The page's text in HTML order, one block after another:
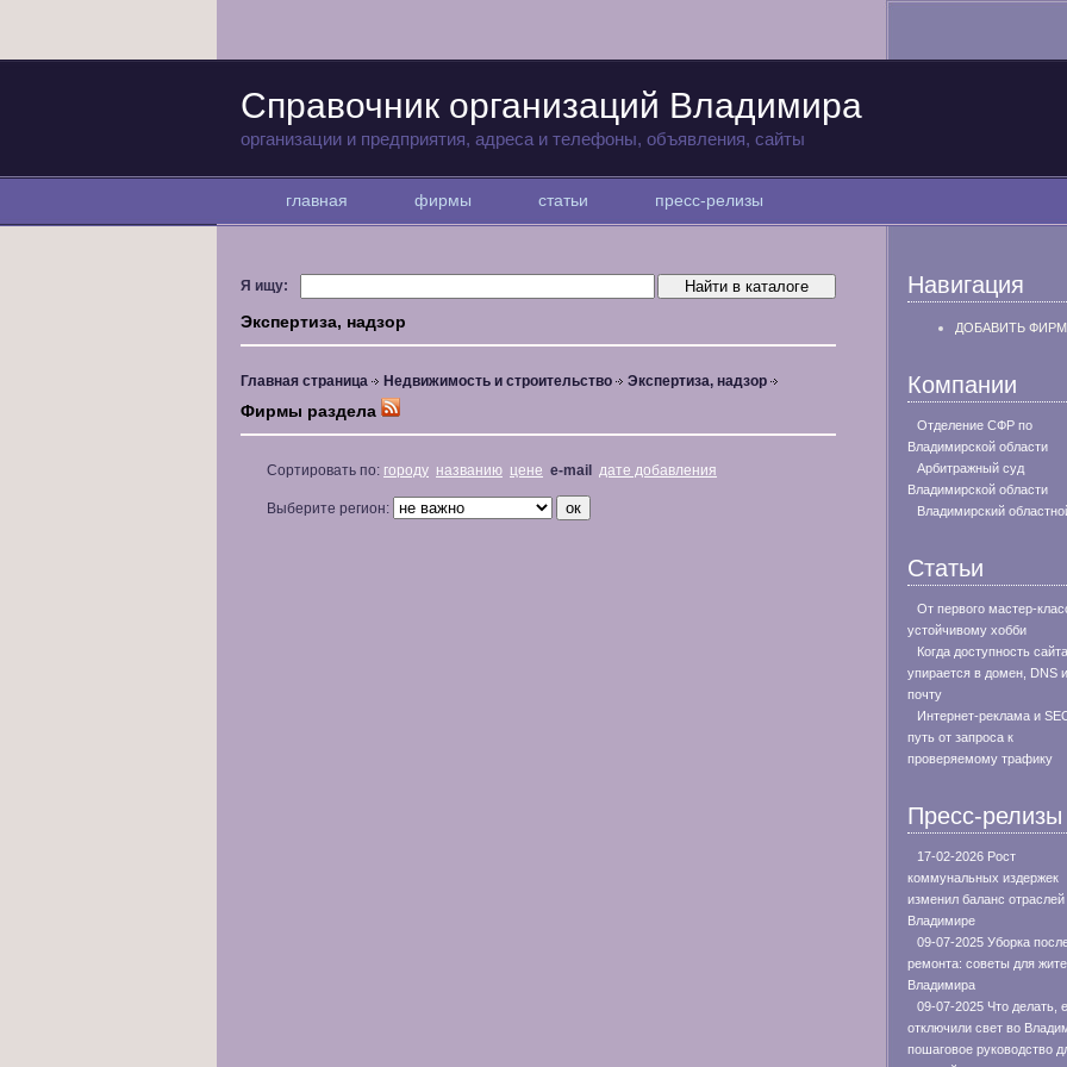
Справочник организаций Владимира
организации и предприятия, адреса и телефоны, объявления, сайты
главная фирмы статьи пресс-релизы
Я ищу:
Экспертиза, надзор
Главная страница Недвижимость и строительство Экспертиза, надзор
Фирмы раздела
Сортировать по: городу названию цене e-mail дате добавления
Выберите регион:
Навигация
ДОБАВИТЬ
Компании
Отделение СФР по
Владимирской области
Арбитражный суд
Владимирской области
Владимирский
Статьи
От первого мастер-
устойчивому хобби
Когда доступность сайта
упирается в домен, DNS и
почту
Интернет-реклама и
путь от запроса к
проверяемому трафику
Пресс-релизы
17-02-2026 Рост
коммунальных издержек
изменил баланс отраслей
Владимире
09-07-2025 Уборка
ремонта: советы для
Владимира
09-07-2025 Что делать,
отключили свет во
пошаговое руководство